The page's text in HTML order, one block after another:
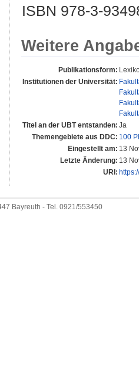
ISBN 978-3-
Weitere
Publikationsform:
Institutionen der Universität:
Titel an der UBT entstanden: Ja
Themengebiete aus DDC: 100
Eingestellt am: 13
Letzte Änderung: 13
URI:
Bayreuth - Tel. 0921/553450